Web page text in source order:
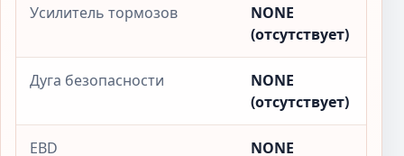
Усилитель тормозов
NONE
(отсутствует)
Дуга безопасности
NONE
(отсутствует)
EBD
NONE